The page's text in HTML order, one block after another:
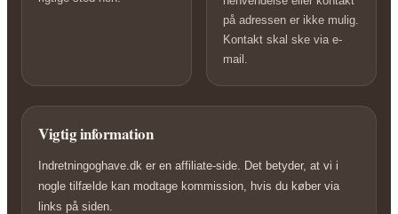
på adressen er ikke mulig.
Kontakt skal ske via e-
mail.
Vigtig information
Indretningoghave.dk er en affiliate-side. Det betyder, at vi i
nogle tilfælde kan modtage kommission, hvis du køber via
links på siden.